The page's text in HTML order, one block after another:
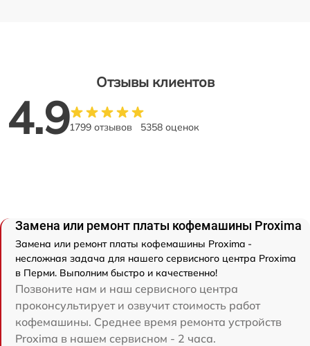
Отзывы клиентов
4.91799 отзывов 5358 оценок
Замена или ремонт платы кофемашины Proxima
Замена или ремонт платы кофемашины Proxima -
несложная задача для нашего сервисного центра Proxima
в Перми. Выполним быстро и качественно!
Позвоните нам и наш сервисного центра
проконсультирует и озвучит стоимость работ
кофемашины. Среднее время ремонта устройств
Proxima в нашем сервисном - 2 часа.